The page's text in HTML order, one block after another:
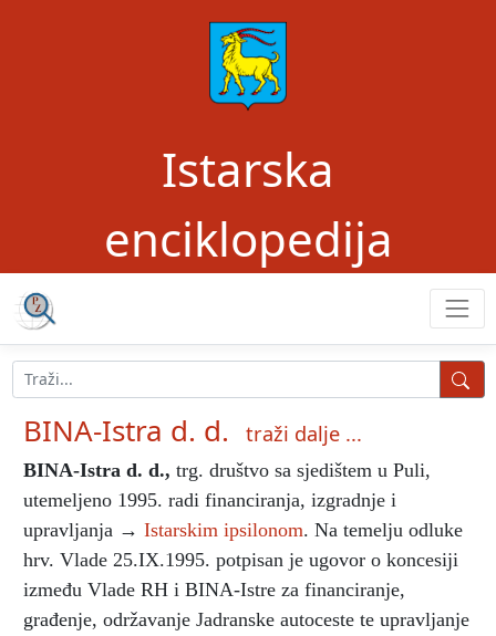
Istarska
enciklopedija
BINA-Istra d. d. traži dalje ...
BINA-Istra d. d., trg. društvo sa sjedištem u Puli,
utemeljeno 1995. radi financiranja, izgradnje i
upravljanja → Istarskim ipsilonom. Na temelju odluke
hrv. Vlade 25.IX.1995. potpisan je ugovor o koncesiji
između Vlade RH i BINA-Istre za financiranje,
građenje, održavanje Jadranske autoceste te upravljanje